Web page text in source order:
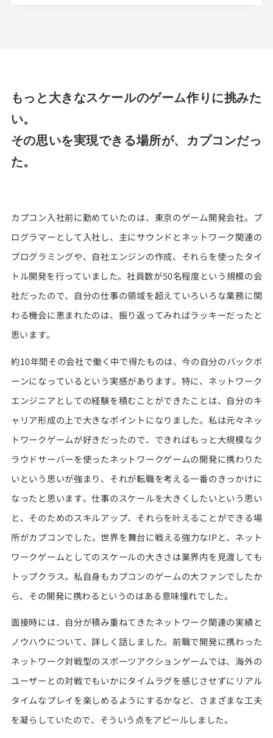
もっと大きなスケールのゲーム作りに挑みた
い。
その思いを実現できる場所が、カプコンだっ
た。
カプコン入社前に勤めていたのは、東京のゲーム開発会社。プ
ログラマーとして入社し、主にサウンドとネットワーク関連の
プログラミングや、自社エンジンの作成、それらを使ったタイ
トル開発を行っていました。社員数が50名程度という規模の会
社だったので、自分の仕事の領域を超えていろいろな業務に関
わる機会に恵まれたのは、振り返ってみればラッキーだったと
思います。
約10年間その会社で働く中で得たものは、今の自分のバックボ
ーンになっているという実感があります。特に、ネットワーク
エンジニアとしての経験を積むことができたことは、自分のキ
ャリア形成の上で大きなポイントになりました。私は元々ネッ
トワークゲームが好きだったので、できればもっと大規模なク
ラウドサーバーを使ったネットワークゲームの開発に携わりた
いという思いが強まり、それが転職を考える一番のきっかけに
なったと思います。仕事のスケールを大きくしたいという思い
と、そのためのスキルアップ、それらを叶えることができる場
所がカプコンでした。世界を舞台に戦える強力なIPと、ネット
ワークゲームとしてのスケールの大きさは業界内を見渡しても
トップクラス。私自身もカプコンのゲームの大ファンでしたか
ら、その開発に携わるというのはある意味憧れでした。
面接時には、自分が積み重ねてきたネットワーク関連の実績と
ノウハウについて、詳しく話しました。前職で開発に携わった
ネットワーク対戦型のスポーツアクションゲームでは、海外の
ユーザーとの対戦でもいかにタイムラグを感じさせずにリアル
タイムなプレイを楽しめるようにするかなど、さまざまな工夫
を凝らしていたので、そういう点をアピールしました。